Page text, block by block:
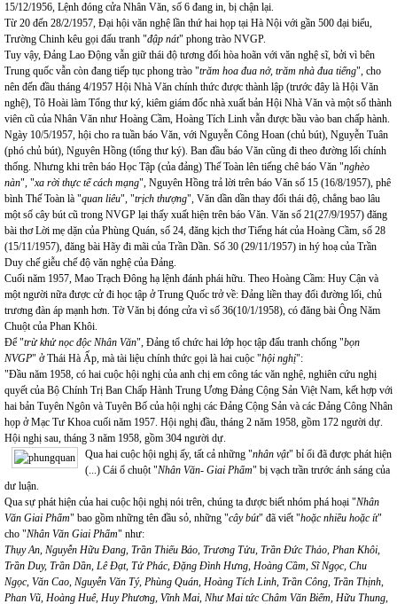
15/12/1956, Lệnh đóng cửa Nhân Văn, số 6 đang in, bị chận lại.
Từ 20 đến 28/2/1957, Đại hội văn nghệ lần thứ hai họp tại Hà Nội với gần 500 đại biểu,
Trường Chinh kêu gọi đấu tranh "đập nát" phong trào NVGP.
Tuy vậy, Đảng Lao Động vẫn giữ thái độ tương đối hòa hoãn với văn nghệ sĩ, bởi vì bên
Trung quốc vẫn còn đang tiếp tục phong trào "trăm hoa đua nở, trăm nhà đua tiếng", cho
nên đến đầu tháng 4/1957 Hội Nhà Văn chính thức được thành lập (trước đây là Hội Văn
nghệ), Tô Hoài làm Tổng thư ký, kiêm giám đốc nhà xuất bản Hội Nhà Văn và một số thành
viên cũ của Nhân Văn như Hoàng Cầm, Hoàng Tích Linh vẫn được bầu vào ban chấp hành.
Ngày 10/5/1957, hội cho ra tuần báo Văn, với Nguyễn Công Hoan (chủ bút), Nguyễn Tuân
(phó chủ bút), Nguyên Hồng (tổng thư ký). Ban đầu báo Văn cũng đi theo đường lối chính
thống. Nhưng khi trên báo Học Tập (của đảng) Thế Toàn lên tiếng chê báo Văn "nghèo
nàn", "xa rời thực tế cách mạng", Nguyên Hồng trả lời trên báo Văn số 15 (16/8/1957), phê
bình Thế Toàn là "quan liêu", "trịch thượng", Văn dần dần thay đổi thái độ, chẳng bao lâu
một số cây bút cũ trong NVGP lại thấy xuất hiện trên báo Văn. Văn số 21(27/9/1957) đăng
bài thơ Lời mẹ dặn của Phùng Quán, số 24, đăng kịch thơ Tiếng hát của Hoàng Cầm, số 28
(15/11/1957), đăng bài Hãy đi mãi của Trần Dần. Số 30 (29/11/1957) in hý hoạ của Trần
Duy chế giễu chế độ văn nghệ của Đảng.
Cuối năm 1957, Mao Trạch Đông hạ lệnh đánh phái hữu. Theo Hoàng Cầm: Huy Cận và
một người nữa được cử đi học tập ở Trung Quốc trở về: Đảng liền thay đổi đường lối, chủ
trương đàn áp mạnh hơn. Tờ Văn bị đóng cửa vì số 36(10/1/1958), có đăng bài Ông Năm
Chuột của Phan Khôi.
Để "trừ khử nọc độc Nhân Văn", Đảng tổ chức hai lớp học tập đấu tranh chống "bọn
NVGP" ở Thái Hà Ấp, mà tài liệu chính thức gọi là hai cuộc "hội nghị":
"Đầu năm 1958, có hai cuộc hội nghị của anh chị em công tác văn nghệ, nghiên cứu nghị
quyết của Bộ Chính Trị Ban Chấp Hành Trung Ương Đảng Cộng Sản Việt Nam, kết hợp với
hai bản Tuyên Ngôn và Tuyên Bố của hội nghị các Đảng Cộng Sản và các Đảng Công Nhân
họp ở Mạc Tư Khoa cuối năm 1957. Hội nghị đầu, tháng 2 năm 1958, gồm 172 người dự.
Hội nghị sau, tháng 3 năm 1958, gồm 304 người dự.
Qua hai cuộc hội nghị ấy, tất cả những "nhân vật" bỉ ổi đã được phát hiện
(...) Cái ổ chuột "Nhân Văn- Giai Phẩm" bị vạch trần trước ánh sáng của
dư luận.
Qua sự phát hiện của hai cuộc hội nghị nói trên, chúng ta được biết nhóm phá hoại "Nhân
Văn Giai Phẩm" bao gồm những tên đầu sỏ, những "cây bút" đã viết "hoặc nhiều hoặc ít"
cho "Nhân Văn Giai Phẩm" như:
Thụy An, Nguyễn Hữu Đang, Trần Thiếu Bảo, Trương Tửu, Trần Đức Thảo, Phan Khôi,
Trần Duy, Trần Dần, Lê Đạt, Tử Phác, Đặng Đình Hưng, Hoàng Cầm, Sĩ Ngọc, Chu
Ngọc, Văn Cao, Nguyễn Văn Tý, Phùng Quán, Hoàng Tích Linh, Trần Công, Trần Thịnh,
Phan Vũ, Hoàng Huê, Huy Phương, Vĩnh Mai, Như Mai tức Châm Văn Biếm, Hữu Thung,